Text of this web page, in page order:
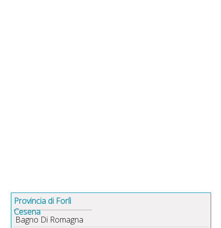
Provincia di Forlì
Cesena
Bagno Di Romagna